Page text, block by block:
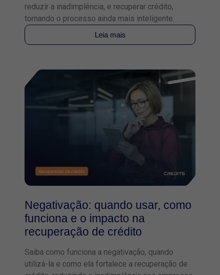
reduzir a inadimplência, e recuperar crédito,
tornando o processo ainda mais inteligente.
Leia mais
Negativação: quando usar, como
funciona e o impacto na
recuperação de crédito
Saiba como funciona a negativação, quando
utilizá-la e como ela fortalece a recuperação de